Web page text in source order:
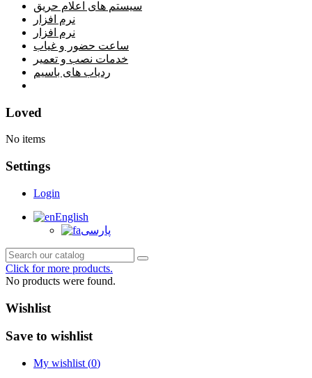
سیستم های اعلام حریق
نرم افزار
نرم افزار
ساعت حضور و غیاب
خدمات نصب و تعمیر
ردیاب های باسیم
Loved
No items
Settings
Login
English
پارسی
Click for more products.
No products were found.
Wishlist
Save to wishlist
My wishlist (0)